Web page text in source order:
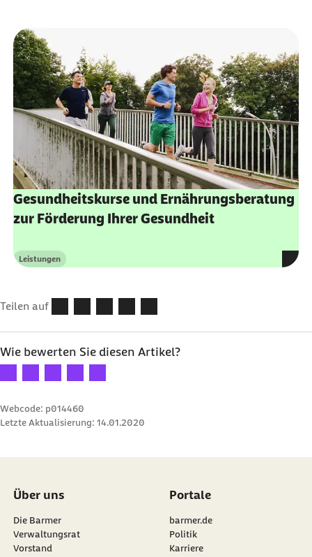
Gesundheitskurse und Ernährungsberatung
zur Förderung Ihrer Gesundheit
Kategorie
Leistungen
Teilen auf
Wie bewerten Sie diesen Artikel?
Ihre Bewertung: 1 Stern
Ihre Bewertung: 2 Sterne
Ihre Bewertung: 3 Sterne
Ihre Bewertung: 4 Sterne
Ihre Bewertung: 5 Sterne
Webcode: p014460
Letzte Aktualisierung: 14.01.2020
Über uns
Die Barmer
Verwaltungsrat
Vorstand
Portale
barmer.de
Politik
Karriere